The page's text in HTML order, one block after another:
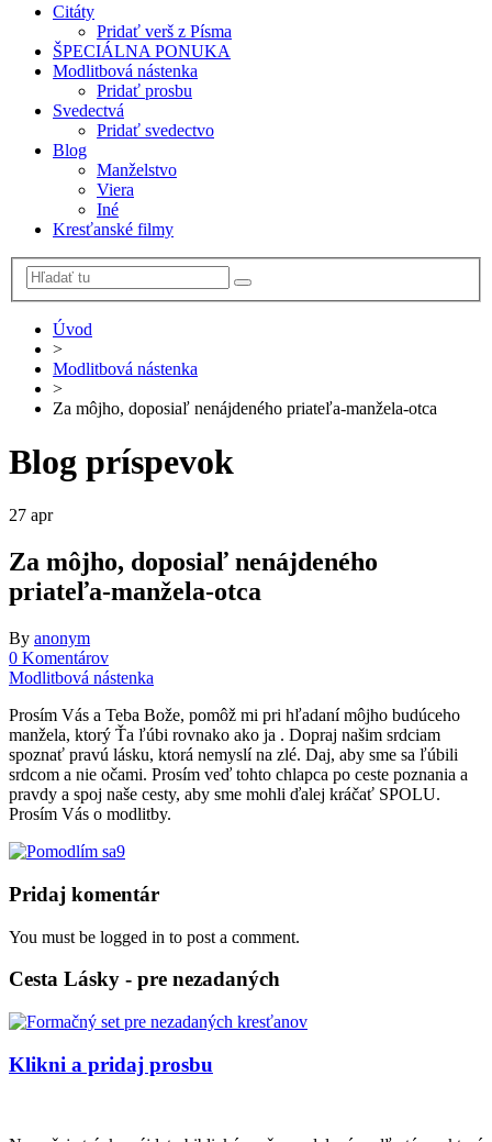
Citáty
Pridať verš z Písma
ŠPECIÁLNA PONUKA
Modlitbová nástenka
Pridať prosbu
Svedectvá
Pridať svedectvo
Blog
Manželstvo
Viera
Iné
Kresťanské filmy
Úvod
>
Modlitbová nástenka
>
Za môjho, doposiaľ nenájdeného priateľa-manžela-otca
Blog príspevok
27 apr
Za môjho, doposiaľ nenájdeného
priateľa-manžela-otca
By anonym
0 Komentárov
Modlitbová nástenka
Prosím Vás a Teba Bože, pomôž mi pri hľadaní môjho budúceho
manžela, ktorý Ťa ľúbi rovnako ako ja . Dopraj našim srdciam
spoznať pravú lásku, ktorá nemyslí na zlé. Daj, aby sme sa ľúbili
srdcom a nie očami. Prosím veď tohto chlapca po ceste poznania a
pravdy a spoj naše cesty, aby sme mohli ďalej kráčať SPOLU.
Prosím Vás o modlitby.
9
Pridaj komentár
You must be logged in to post a comment.
Cesta Lásky - pre nezadaných
Klikni a pridaj prosbu